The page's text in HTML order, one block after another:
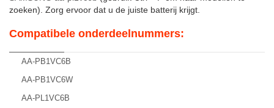
zoeken). Zorg ervoor dat u de juiste batterij krijgt.
Compatibele onderdeelnummers:
AA-PB1VC6B
AA-PB1VC6W
AA-PL1VC6B